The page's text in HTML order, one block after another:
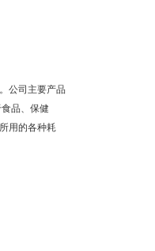
公司主要产品
品、保健
用的各种耗